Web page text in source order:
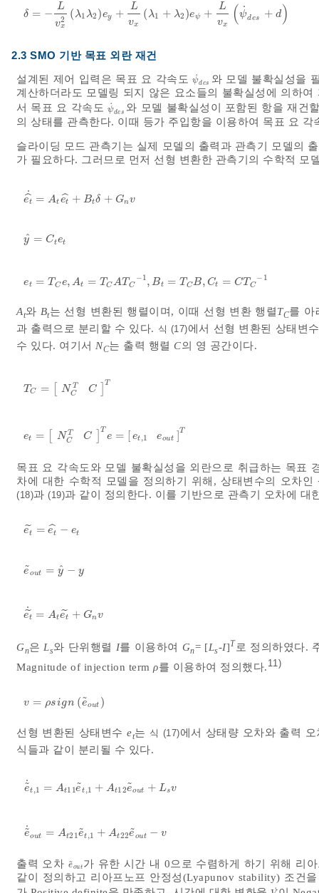
δ = −
L
v2
x
( λ1 λ2 )ey +
L
vx
( λ1 + λ2 )eψ +
L
vx (ψ
˙
des + d)
δ= -Lvx2 λ1λ2 ey+ Lv xλ1+λ2 eψ+ Lvxψ ˙des
2.3 SMO 기반 목표 외란 재건
설계된 제어 입력은 목표 요 각속도ψ
˙
des
ψ˙des
와 모델 불확실성을
계산하더라도 모델링 되지 않은 요소들의 불확실성에 의하
서 목표 요 각속도ψ
˙
des
ψ˙des
와 모델 불확실성이 포함된 항을 재건
의 상태를 관측한다. 이때 등가 주입항을 이용하여 목표 요
슬라이딩 모드 관측기는 실제 모델의 출력과 관측기 모델의
가 필요하다. 그러므로 먼저 선형 변환한 관측기의 수학적 모
et
ˆ
˙ = At et
ˆ + Btδ + Gnv
e t^˙=Atet^+Btδ+Gn
y
ˆ = Ctet
y^=Cte
et = T Ce, At = TCAT C
−1, Bt = T CB, Ct = CT C
− 1
et=TC e,At=TCATC -1 ,Bt=TCB,Ct=CTC
At와 Bt는 선형 변환된 행렬이며, 이때 선형 변환 행렬TC를
과 출력으로 분리할 수 있다. 식 (17)에서 선형 변환된 상태변
수 있다. 여기서 NC는 출력 행렬 C의 영 공간이다.
TC = N T
C
C ]T
T C=N TC T
et = N T
C
C ]T
e = [ et ,1 eout ]T
et NC T C Te =et , eout T
목표 요 각속도와 모델 불확실성을 외란으로 취급하는 목표
차에 대한 수학적 모델을 정의하기 위해, 상태변수의 오차
(18)과 (19)과 같이 정의한다. 이를 기반으로 관측기 오차에 대
et
˜ = et
ˆ − et
et~=et^ -e
e
˜out = y
ˆ − y
e~ out=y^-
et
˜
˙ = Atet
˜ + Gnv
et~˙=At et~+Gn
Gn은 Ls와 단위행렬 I를 이용하여 Gn= [Ls-I]T로 정의하였다.
Magnitude of injection term ρ를 이용하여 정의했다. 11)
v = ρsign (e
˜out )
v =ρsigne~ou
선형 변환된 상태변수et는 식 (17)에서 상태량 오차와 출력
식들과 같이 분리될 수 있다.
e
˜
˙
t ,1 = At11e
˜t ,1 + At12e
˜out + Lsv
e~ ˙t, 1=At11 e~ t,1+At12e ~ou
e
˜
˙
out = At21e
˜t ,1 + At22e
˜out − v
e~ ˙out=At21 e~t,1+At22e ~
출력 오차 e
˜out
e~ou t
가 유한 시간 내 0으로 수렴하게 하기 위해 리
같이 정의하고 리아프노프 안정성(Lyapunov stability) 조건
˙